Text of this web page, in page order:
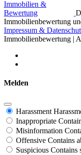
Immobilienbewertung
Impressum &
Immobilienbewertung |
Melden
Harassment
Inappropriate
Misinformation
Offensive Contains
Suspicious Contains